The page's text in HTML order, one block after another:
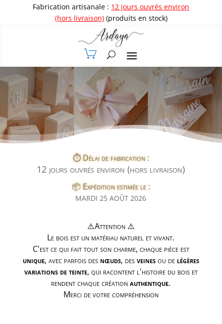
Fabrication artisanale : 12 jours ouvrés environ
(hors livraison)(produits en stock)
⏱️ Délai de fabrication :
12 jours ouvrés environ (hors livraison)
📦 Expédition estimée le :
MARDI 25 AOÛT 2026
⚠️Attention ⚠️
Le bois est un matériau naturel et vivant.
C'est ce qui fait tout son charme, chaque pièce est
unique, avec parfois des nœuds, desveinesou de légères
variations de teinte, qui racontent l'histoire du bois et
rendent chaque créationauthentique.
Merci de votre compréhension